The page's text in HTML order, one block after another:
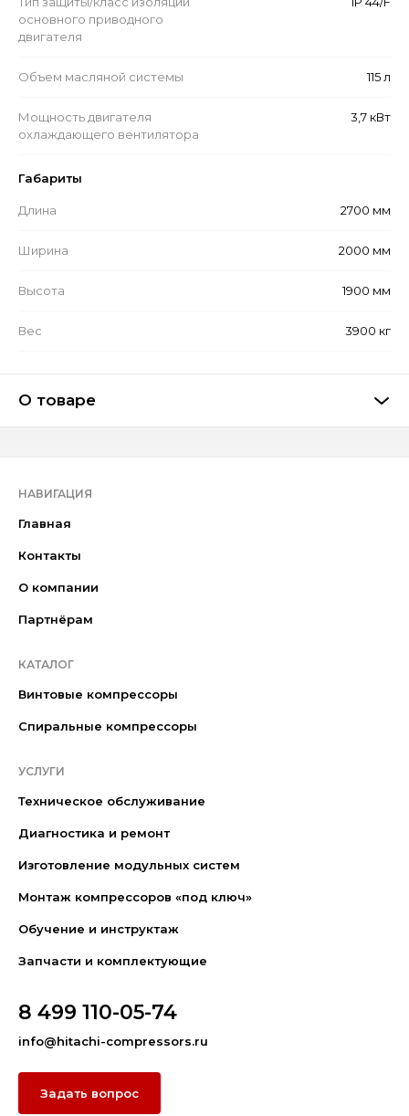
основного приводного
двигателя
Объем масляной системы 115 л
Мощность двигателя
охлаждающего вентилятора
3,7 кВт
Габариты
Длина 2700 мм
Ширина 2000 мм
Высота 1900 мм
Вес 3900 кг
О товаре
НАВИГАЦИЯ
Главная
Контакты
О компании
Партнёрам
КАТАЛОГ
Винтовые компрессоры
Спиральные компрессоры
УСЛУГИ
Техническое обслуживание
Диагностика и ремонт
Изготовление модульных систем
Монтаж компрессоров «под ключ»
Обучение и инструктаж
Запчасти и комплектующие
8 499 110-05-74
info@hitachi-compressors.ru
Задать вопрос